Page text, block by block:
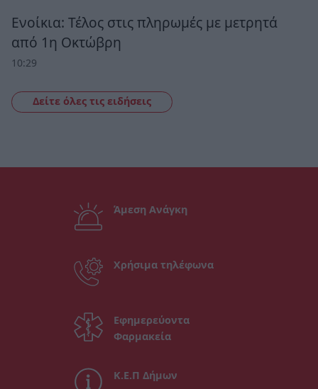
Ενοίκια: Τέλος στις πληρωμές με μετρητά
από 1η Οκτώβρη
10:29
Δείτε όλες τις ειδήσεις
Άμεση Ανάγκη
Χρήσιμα τηλέφωνα
Εφημερεύοντα
Φαρμακεία
Κ.Ε.Π Δήμων